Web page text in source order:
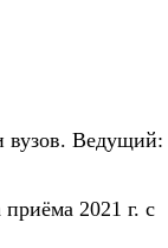
вузов. Ведущий:
2021 г. с